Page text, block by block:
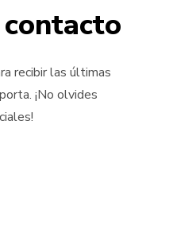
recibir las últimas
¡No olvides